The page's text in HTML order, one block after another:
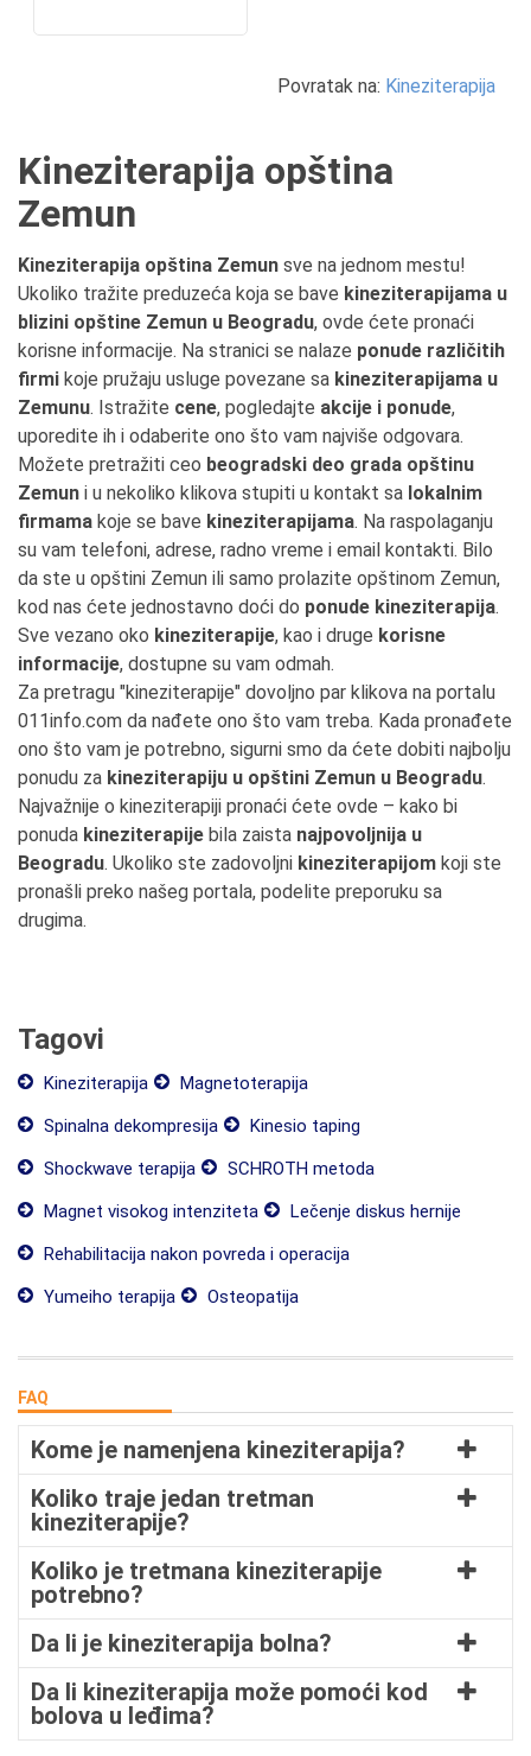
Povratak na: Kineziterapija
Kineziterapija opština
Zemun
Kineziterapija opština Zemun sve na jednom mestu!
Ukoliko tražite preduzeća koja se bave kineziterapijama u
blizini opštine Zemun u Beogradu, ovde ćete pronaći
korisne informacije. Na stranici se nalaze ponude različitih
firmi koje pružaju usluge povezane sa kineziterapijama u
Zemunu. Istražite cene, pogledajte akcije i ponude,
uporedite ih i odaberite ono što vam najviše odgovara.
Možete pretražiti ceo beogradski deo grada opštinu
Zemun i u nekoliko klikova stupiti u kontakt sa lokalnim
firmama koje se bave kineziterapijama. Na raspolaganju
su vam telefoni, adrese, radno vreme i email kontakti. Bilo
da ste u opštini Zemun ili samo prolazite opštinom Zemun,
kod nas ćete jednostavno doći do ponude kineziterapija.
Sve vezano oko kineziterapije, kao i druge korisne
informacije, dostupne su vam odmah.
Za pretragu "kineziterapije" dovoljno par klikova na portalu
011info.com da nađete ono što vam treba. Kada pronađete
ono što vam je potrebno, sigurni smo da ćete dobiti najbolju
ponudu za kineziterapiju u opštini Zemun u Beogradu.
Najvažnije o kineziterapiji pronaći ćete ovde – kako bi
ponuda kineziterapije bila zaista najpovoljnija u
Beogradu. Ukoliko ste zadovoljni kineziterapijom koji ste
pronašli preko našeg portala, podelite preporuku sa
drugima.
Tagovi
Kineziterapija
Magnetoterapija
Spinalna dekompresija
Kinesio taping
Shockwave terapija
SCHROTH metoda
Magnet visokog intenziteta
Lečenje diskus hernije
Rehabilitacija nakon povreda i operacija
Yumeiho terapija
Osteopatija
FAQ
Kome je namenjena kineziterapija?
Koliko traje jedan tretman
kineziterapije?
Koliko je tretmana kineziterapije
potrebno?
Da li je kineziterapija bolna?
Da li kineziterapija može pomoći kod
bolova u leđima?